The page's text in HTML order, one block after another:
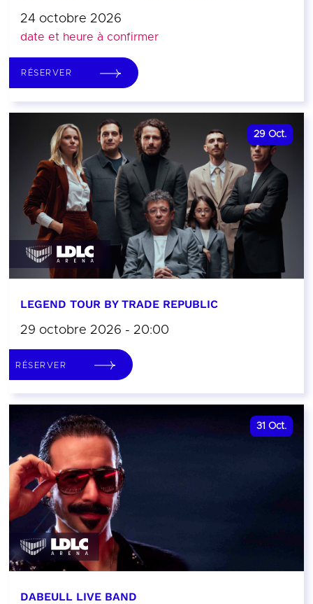
24 octobre 2026
date et heure à confirmer
RÉSERVER
29 Oct.
LEGEND TOUR BY TRADE REPUBLIC
29 octobre 2026 - 20:00
RÉSERVER
31 Oct.
DABEULL LIVE BAND